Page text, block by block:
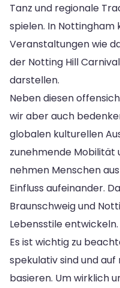
Tanz und regionale
spielen. In
Veranstaltungen wie
der Notting Hill
darstellen.
Neben diesen
wir aber auch
globalen kulturellen
zunehmende Mobilität
nehmen Menschen
Einfluss aufeinander.
Braunschweig und
Lebensstile entwickeln.
Es ist wichtig zu
spekulativ sind und
basieren. Um wirklich